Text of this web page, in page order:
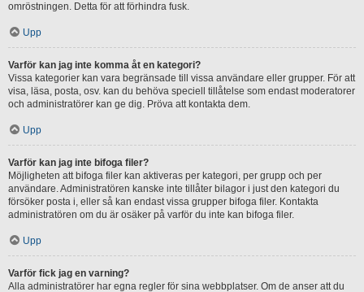
omröstningen. Detta för att förhindra fusk.
Upp
Varför kan jag inte komma åt en kategori?
Vissa kategorier kan vara begränsade till vissa användare eller grupper. För att
visa, läsa, posta, osv. kan du behöva speciell tillåtelse som endast moderatorer
och administratörer kan ge dig. Pröva att kontakta dem.
Upp
Varför kan jag inte bifoga filer?
Möjligheten att bifoga filer kan aktiveras per kategori, per grupp och per
användare. Administratören kanske inte tillåter bilagor i just den kategori du
försöker posta i, eller så kan endast vissa grupper bifoga filer. Kontakta
administratören om du är osäker på varför du inte kan bifoga filer.
Upp
Varför fick jag en varning?
Alla administratörer har egna regler för sina webbplatser. Om de anser att du